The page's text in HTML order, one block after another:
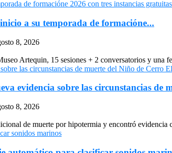
a su temporada de formacióne...
8, 2026
Artequin, 15 sesiones + 2 conversatorios y una
evidencia sobre las circunstancias de
8, 2026
de muerte por hipotermia y encontró evidencia